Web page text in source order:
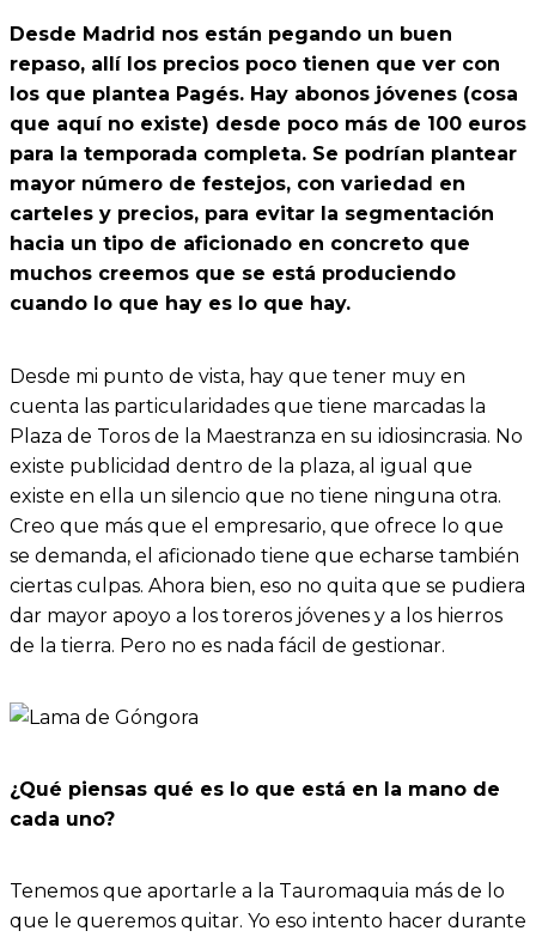
Desde Madrid nos están pegando un buen
repaso, allí los precios poco tienen que ver con
los que plantea Pagés. Hay abonos jóvenes (cosa
que aquí no existe) desde poco más de 100 euros
para la temporada completa. Se podrían plantear
mayor número de festejos, con variedad en
carteles y precios, para evitar la segmentación
hacia un tipo de aficionado en concreto que
muchos creemos que se está produciendo
cuando lo que hay es lo que hay.
Desde mi punto de vista, hay que tener muy en
cuenta las particularidades que tiene marcadas la
Plaza de Toros de la Maestranza en su idiosincrasia. No
existe publicidad dentro de la plaza, al igual que
existe en ella un silencio que no tiene ninguna otra.
Creo que más que el empresario, que ofrece lo que
se demanda, el aficionado tiene que echarse también
ciertas culpas. Ahora bien, eso no quita que se pudiera
dar mayor apoyo a los toreros jóvenes y a los hierros
de la tierra. Pero no es nada fácil de gestionar.
¿Qué piensas qué es lo que está en la mano de
cada uno?
Tenemos que aportarle a la Tauromaquia más de lo
que le queremos quitar. Yo eso intento hacer durante